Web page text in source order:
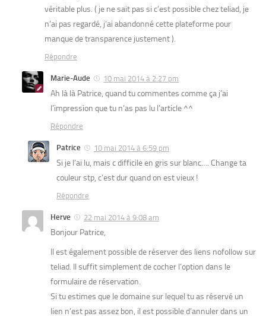
véritable plus. ( je ne sait pas si c’est possible chez teliad, je
n’ai pas regardé, j’ai abandonné cette plateforme pour
manque de transparence justement ).
Répondre
Marie-Aude 10 mai 2014 à 2:27 pm
Ah là là Patrice, quand tu commentes comme ça j’ai
l’impression que tu n’as pas lu l’article ^^
Répondre
Patrice 10 mai 2014 à 6:59 pm
Si je l’ai lu, mais c difficile en gris sur blanc…. Change ta
couleur stp, c’est dur quand on est vieux !
Répondre
Herve 22 mai 2014 à 9:08 am
Bonjour Patrice,
Il est également possible de réserver des liens nofollow sur
teliad. Il suffit simplement de cocher l’option dans le
formulaire de réservation.
Si tu estimes que le domaine sur lequel tu as réservé un
lien n’est pas assez bon, il est possible d’annuler dans un